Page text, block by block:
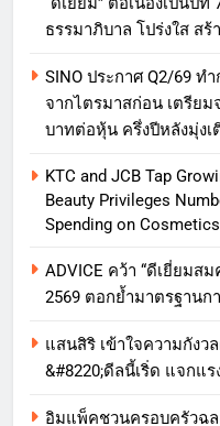
ธรรมาภิบาล โปร่งใส ส
SINO ประกาศ Q2/69 ท
จากไตรมาสก่อน เตรียม
บาทต่อหุ้น ครึ่งปีหลังมุ่งเ
KTC and JCB Tap
Beauty Privileges
Spending on
ADVICE คว้า “ดีเยี่ยมส
2569 ตอกย้ำมาตรฐาน
แสนสิริ เข้าใจความกัง
&#8220;ดีลนี้เริ่ด แจกแ
อิมแพ็คชวนครอบครัวฉ